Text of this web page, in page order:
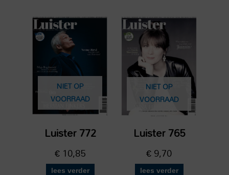
NIET OP
VOORRAAD
Luister 772
€10,85
lees verder
NIET OP
VOORRAAD
Luister 765
€9,70
lees verder